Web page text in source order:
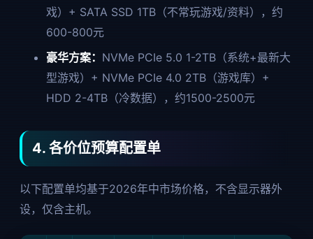
戏）+ SATA SSD 1TB（不常玩游戏/资料），约
600-800元
豪华方案： NVMe PCIe 5.0 1-2TB（系统+最新大
型游戏）+ NVMe PCIe 4.0 2TB（游戏库）+
HDD 2-4TB（冷数据），约1500-2500元
4. 各价位预算配置单
以下配置单均基于2026年中市场价格，不含显示器外
设，仅含主机。